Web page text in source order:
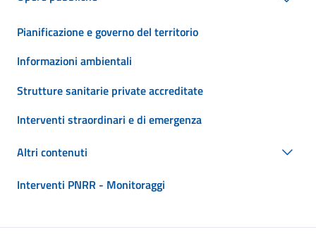
Pianificazione e governo del territorio
Informazioni ambientali
Strutture sanitarie private accreditate
Interventi straordinari e di emergenza
Altri contenuti
Interventi PNRR - Monitoraggi